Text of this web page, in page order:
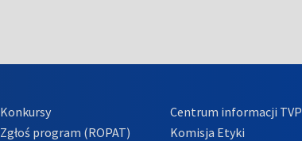
Konkursy
Zgłoś program (ROPAT)
Centrum informacji TVP
Komisja Etyki